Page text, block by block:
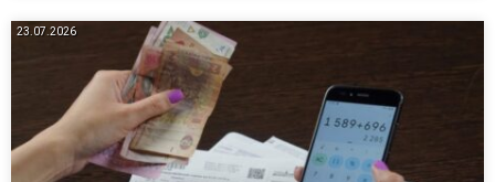
23.07.2026